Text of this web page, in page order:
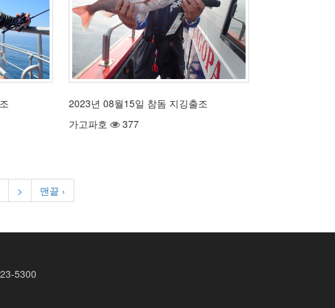
2023년 08월15일 참돔 지깅출조
가고파호
377
> 맨끝 ›
5300